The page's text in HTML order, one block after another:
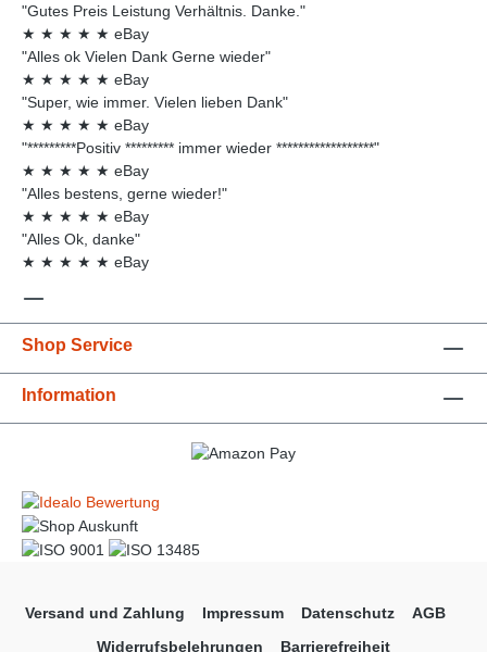
"Gutes Preis Leistung Verhältnis. Danke."
★ ★ ★ ★ ★ eBay
"Alles ok Vielen Dank Gerne wieder"
★ ★ ★ ★ ★ eBay
"Super, wie immer. Vielen lieben Dank"
★ ★ ★ ★ ★ eBay
"*********Positiv ********* immer wieder ******************"
★ ★ ★ ★ ★ eBay
"Alles bestens, gerne wieder!"
★ ★ ★ ★ ★ eBay
"Alles Ok, danke"
★ ★ ★ ★ ★ eBay
Shop Service
Information
Versand und Zahlung Impressum Datenschutz
AGB
Widerrufsbelehrungen
Barrierefreiheit